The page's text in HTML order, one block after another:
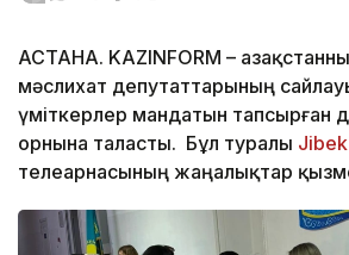
АСТАНА. KAZINFORM –
мәслихат депутаттарының
үміткерлер мандатын тапсырған
орнына таласты. Бұл туралы
телеарнасының жаңалықтар